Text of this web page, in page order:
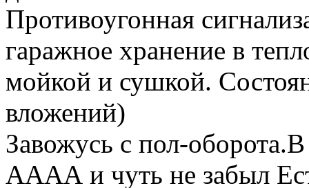
Противоугонная
гаражное хранение в
мойкой и сушкой.
вложений)
Завожусь с пол-
АААА и чуть не забыл